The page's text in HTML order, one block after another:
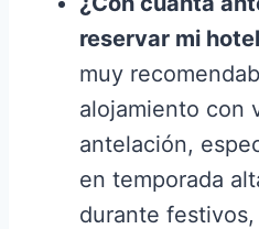
reservar mi
muy
alojamiento con
antelación,
en temporada
durante